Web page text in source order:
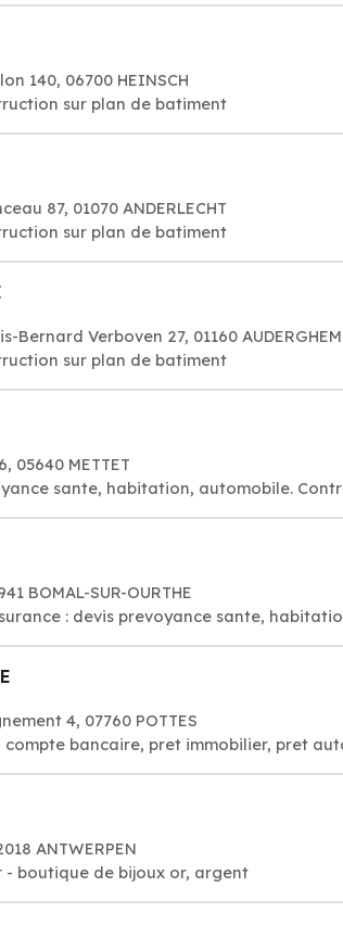
140, 06700 HEINSCH
sur plan de batiment
87, 01070 ANDERLECHT
sur plan de batiment
Bernard Verboven 27, 01160 AUDERGHEM
sur plan de batiment
05640 METTET
sante, habitation, automobile.
BOMAL-SUR-OURTHE
: devis prevoyance sante,
4, 07760 POTTES
compte bancaire, pret immobilier, pret
ANTWERPEN
- boutique de bijoux or, argent